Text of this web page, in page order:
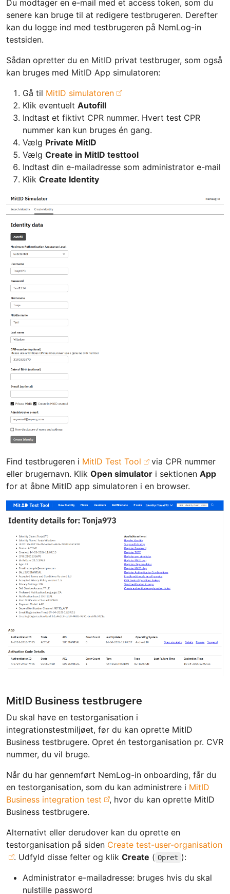
Du modtager en e-mail med et access token, som du
senere kan bruge til at redigere testbrugeren. Derefter
kan du logge ind med testbrugeren på NemLog-in
testsiden.
Sådan opretter du en MitID privat testbruger, som også
kan bruges med MitID App simulatoren:
Gå til MitID simulatoren
Klik eventuelt Autofill
Indtast et fiktivt CPR nummer. Hvert test CPR
nummer kan kun bruges én gang.
Vælg Private MitID
Vælg Create in MitID testtool
Indtast din e-mailadresse som administrator e-mail
Klik Create Identity
Find testbrugeren i MitID Test Tool
via CPR nummer
eller brugernavn. Klik Open simulator i sektionen App
for at åbne MitID app simulatoren i en browser.
MitID Business testbrugere
Du skal have en testorganisation i
integrationstestmiljøet, før du kan oprette MitID
Business testbrugere. Opret én testorganisation pr. CVR
nummer, du vil bruge.
Når du har gennemført NemLog-in onboarding, får du
en testorganisation, som du kan administrere i MitID
Business integration test
, hvor du kan oprette MitID
Business testbrugere.
Alternativt eller derudover kan du oprette en
testorganisation på siden Create test-user-organisation
. Udfyld disse felter og klik Create ( Opret ):
Administrator e-mailadresse: bruges hvis du skal
nulstille password